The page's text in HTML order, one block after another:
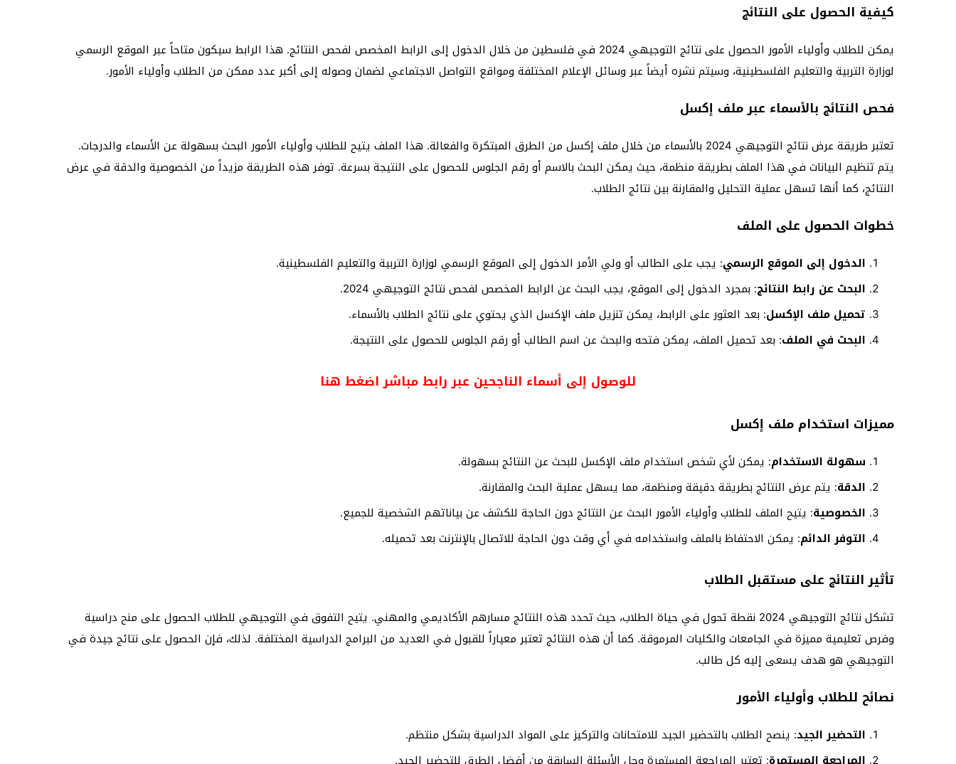
كيفية الحصول على النتائج
يمكن للطلاب وأولياء الأمور الحصول على نتائج التوجيهي 2024 في فلسطين من خلال الدخول إلى الرابط المخصص لفحص النتائج. هذا الرابط سيكون متاحاً عبر الموقع الرسمي
لوزارة التربية والتعليم الفلسطينية، وسيتم نشره أيضاً عبر وسائل الإعلام المختلفة ومواقع التواصل الاجتماعي لضمان وصوله إلى أكبر عدد ممكن من الطلاب وأولياء الأمور.
فحص النتائج بالأسماء عبر ملف إكسل
تعتبر طريقة عرض نتائج التوجيهي 2024 بالأسماء من خلال ملف إكسل من الطرق المبتكرة والفعالة. هذا الملف يتيح للطلاب وأولياء الأمور البحث بسهولة عن الأسماء والدرجات.
يتم تنظيم البيانات في هذا الملف بطريقة منظمة، حيث يمكن البحث بالاسم أو رقم الجلوس للحصول على النتيجة بسرعة. توفر هذه الطريقة مزيداً من الخصوصية والدقة في عرض
النتائج، كما أنها تسهل عملية التحليل والمقارنة بين نتائج الطلاب.
خطوات الحصول على الملف
الدخول إلى الموقع الرسمي: يجب على الطالب أو ولي الأمر الدخول إلى الموقع الرسمي لوزارة التربية والتعليم الفلسطينية.
البحث عن رابط النتائج: بمجرد الدخول إلى الموقع، يجب البحث عن الرابط المخصص لفحص نتائج التوجيهي 2024.
تحميل ملف الإكسل: بعد العثور على الرابط، يمكن تنزيل ملف الإكسل الذي يحتوي على نتائج الطلاب بالأسماء.
البحث في الملف: بعد تحميل الملف، يمكن فتحه والبحث عن اسم الطالب أو رقم الجلوس للحصول على النتيجة.
للوصول إلى أسماء الناجحين عبر رابط مباشر اضغط هنا
مميزات استخدام ملف إكسل
سهولة الاستخدام: يمكن لأي شخص استخدام ملف الإكسل للبحث عن النتائج بسهولة.
الدقة: يتم عرض النتائج بطريقة دقيقة ومنظمة، مما يسهل عملية البحث والمقارنة.
الخصوصية: يتيح الملف للطلاب وأولياء الأمور البحث عن النتائج دون الحاجة للكشف عن بياناتهم الشخصية للجميع.
التوفر الدائم: يمكن الاحتفاظ بالملف واستخدامه في أي وقت دون الحاجة للاتصال بالإنترنت بعد تحميله.
تأثير النتائج على مستقبل الطلاب
تشكل نتائج التوجيهي 2024 نقطة تحول في حياة الطلاب، حيث تحدد هذه النتائج مسارهم الأكاديمي والمهني. يتيح التفوق في التوجيهي للطلاب الحصول على منح دراسية
وفرص تعليمية مميزة في الجامعات والكليات المرموقة. كما أن هذه النتائج تعتبر معياراً للقبول في العديد من البرامج الدراسية المختلفة. لذلك، فإن الحصول على نتائج جيدة في
التوجيهي هو هدف يسعى إليه كل طالب.
نصائح للطلاب وأولياء الأمور
التحضير الجيد: ينصح الطلاب بالتحضير الجيد للامتحانات والتركيز على المواد الدراسية بشكل منتظم.